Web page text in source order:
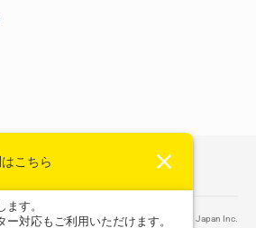
© Nikon Corporation / Nikon Imaging Japan Inc.